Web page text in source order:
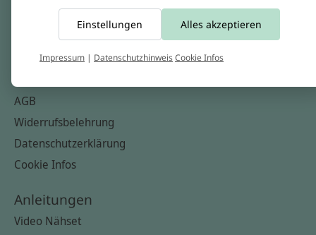
Versandkosten & Rücksendungen
AGB
Widerrufsbelehrung
Datenschutzerklärung
Cookie Infos
Anleitungen
Video Nähset
Einstellungen Alles akzeptieren
Impressum | DatenschutzhinweisCookie Infos